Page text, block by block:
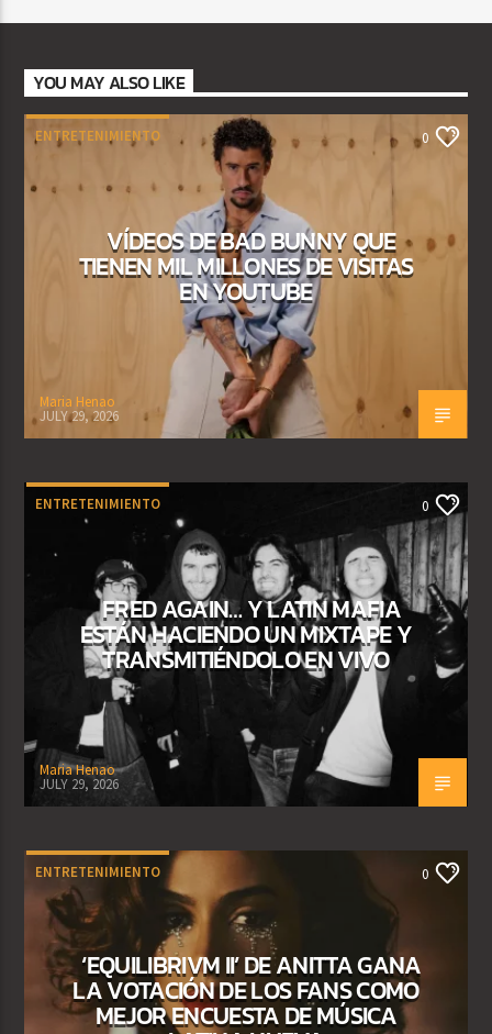
YOU MAY ALSO LIKE
ENTRETENIMIENTO 0
VÍDEOS DE BAD BUNNY QUE
TIENEN MIL MILLONES DE VISITAS
EN YOUTUBE
Maria Henao
JULY 29, 2026
ENTRETENIMIENTO 0
FRED AGAIN… Y LATIN MAFIA
ESTÁN HACIENDO UN MIXTAPE Y
TRANSMITIÉNDOLO EN VIVO
Maria Henao
JULY 29, 2026
ENTRETENIMIENTO 0
‘EQUILIBRIVM II’ DE ANITTA GANA
LA VOTACIÓN DE LOS FANS COMO
MEJOR ENCUESTA DE MÚSICA